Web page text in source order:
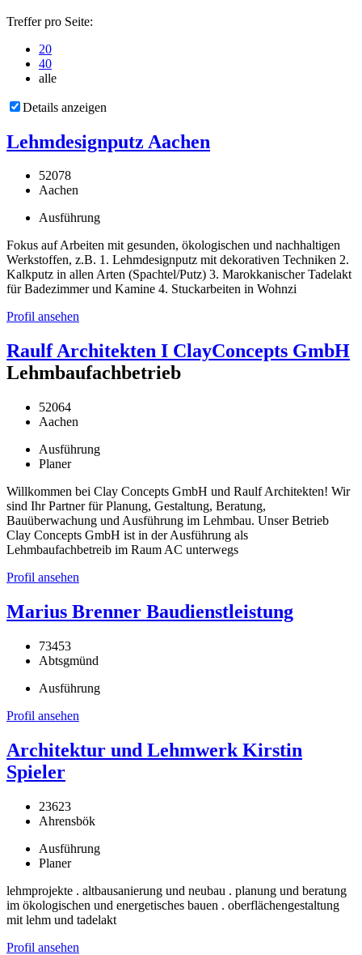
Treffer pro Seite:
20
40
alle
Details anzeigen
Lehmdesignputz Aachen
52078
Aachen
Ausführung
Fokus auf Arbeiten mit gesunden, ökologischen und nachhaltigen
Werkstoffen, z.B. 1. Lehmdesignputz mit dekorativen Techniken 2.
Kalkputz in allen Arten (Spachtel/Putz) 3. Marokkanischer Tadelakt
für Badezimmer und Kamine 4. Stuckarbeiten in Wohnzi
Profil ansehen
Raulf Architekten I ClayConcepts GmbH
Lehmbaufachbetrieb
52064
Aachen
Ausführung
Planer
Willkommen bei Clay Concepts GmbH und Raulf Architekten! Wir
sind Ihr Partner für Planung, Gestaltung, Beratung,
Bauüberwachung und Ausführung im Lehmbau. Unser Betrieb
Clay Concepts GmbH ist in der Ausführung als
Lehmbaufachbetreib im Raum AC unterwegs
Profil ansehen
Marius Brenner Baudienstleistung
73453
Abtsgmünd
Ausführung
Profil ansehen
Architektur und Lehmwerk Kirstin
Spieler
23623
Ahrensbök
Ausführung
Planer
lehmprojekte . altbausanierung und neubau . planung und beratung
im ökologischen und energetisches bauen . oberflächengestaltung
mit lehm und tadelakt
Profil ansehen